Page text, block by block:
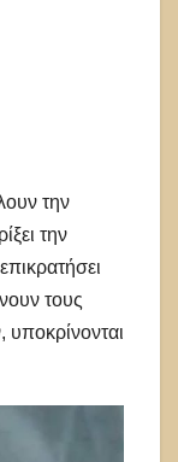
την
την
τους
υποκρίνονται